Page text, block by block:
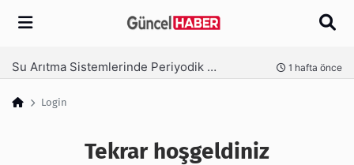
Arama
Su Arıtma Sistemlerinde Periyodik Bakım Neden Kritik? 1 hafta önce
Login
Tekrar hoşgeldiniz